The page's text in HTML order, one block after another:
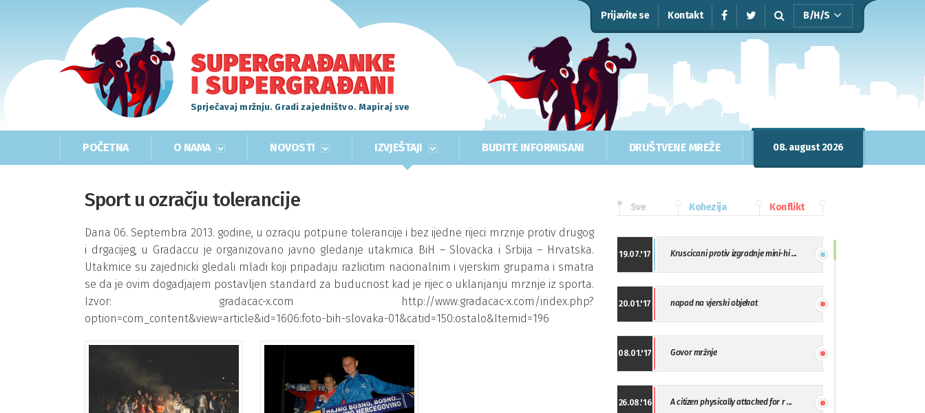
Prijavite se Kontakt B/H/S
Sprječavaj mržnju. Gradi zajedništvo. Mapiraj sve
POČETNA O NAMA NOVOSTI IZVJEŠTAJI BUDITE INFORMISANI DRUŠTVENE MREŽE 08. august 2026
Sport u ozračju tolerancije
Dana 06. Septembra 2013. godine, u ozracju potpune tolerancije i bez ijedne rijeci mrznje protiv drugog
i drgacijeg, u Gradaccu je organizovano javno gledanje utakmica BiH – Slovacka i Srbija – Hrvatska.
Utakmice su zajednicki gledali mladi koji pripadaju razlicitim nacionalnim i vjerskim grupama i smatra
se da je ovim dogadjajem postavljen standard za buducnost kad je rijec o uklanjanju mrznje iz sporta.
Izvor: gradacac-x.com http://www.gradacac-x.com/index.php?
option=com_content&view=article&id=1606:foto-bih-slovaka-01&catid=150:ostalo&Itemid=196
Sve Kohezija Konflikt
19.07.'17 Kruscicani protiv izgradnje mini-hi ...
20.01.'17 napad na vjerski objekat
08.01.'17 Govor mržnje
26.08.'16 A citizen physically attacked for r ...